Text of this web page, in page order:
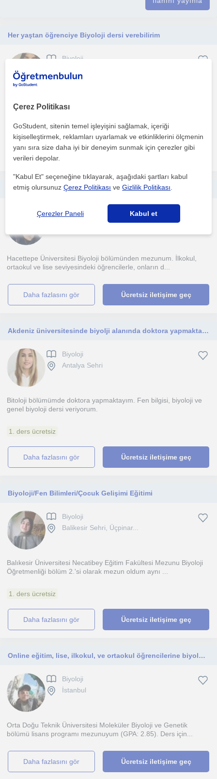
Her yaştan öğrenciye Biyoloji dersi verebilirim
Biyoloji
Her yaştan öğrenciye Biyoloji dersi verebilirim.
1. ders ücretsiz
daha fazlasını gör Ücretsiz iletişime geç
Biyoloji
Hacettepe Üniversitesi Biyoloji bölümünden mezunum. İlkokul,
ortaokul ve lise seviyesindeki öğrencilerle, onların d...
daha fazlasını gör Ücretsiz iletişime geç
Akdeniz üniversitesinde biyolji alanında doktora yapmaktayım. Fen bilgisi ve biyoloji dersi veriyorum
Biyoloji
Antalya Sehri
Bitoloji bölümümde doktora yapmaktayım. Fen bilgisi, biyoloji ve
genel biyoloji dersi veriyorum.
1. ders ücretsiz
daha fazlasını gör Ücretsiz iletişime geç
Biyoloji/Fen Bilimleri/Çocuk Gelişimi Eğitimi
Biyoloji
Balikesir Sehri, Üçpinar...
Balıkesir Üniversitesi Necatibey Eğitim Fakültesi Mezunu Biyoloji
Öğretmenliği bölüm 2.'si olarak mezun oldum aynı ...
1. ders ücretsiz
daha fazlasını gör Ücretsiz iletişime geç
Online eğitim, lise, ilkokul, ve ortaokul öğrencilerine biyoloji eğitimi
Biyoloji
İstanbul
Orta Doğu Teknik Üniversitesi Moleküler Biyoloji ve Genetik
bölümü lisans programı mezunuyum (GPA: 2.85). Ders için...
daha fazlasını gör Ücretsiz iletişime geç
Çerez Politikası
GoStudent, sitenin temel işleyişini sağlamak, içeriği
kişiselleştirmek, reklamları uyarlamak ve etkinliklerini ölçmenin
yanı sıra size daha iyi bir deneyim sunmak için çerezler gibi
verileri depolar.
"Kabul Et" seçeneğine tıklayarak, aşağıdaki şartları kabul
etmiş olursunuzÇerez Politikası veGizlilik Politikası
Çerezler Paneli Kabul et